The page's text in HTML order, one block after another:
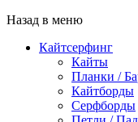
Назад в меню
Кайтсерфинг
Кайты
Планки /
Кайтборды
Серфборды